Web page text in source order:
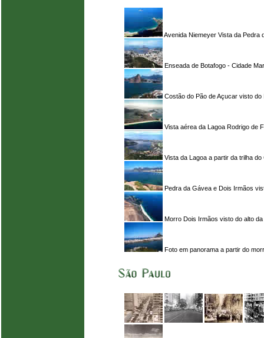
Avenida Niemeyer Vista da Pedra
Enseada de Botafogo - Cidade
Costão do Pão de Açucar visto
Vista aérea da Lagoa Rodrigo de
Vista da Lagoa a partir da trilha
Pedra da Gávea e Dois Irmãos
Morro Dois Irmãos visto do alto
Foto em panorama a partir do